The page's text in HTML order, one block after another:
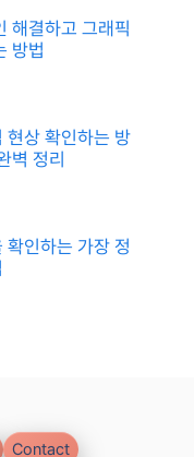
해결하고 그래픽
방법
현상 확인하는 방
벽 정리
확인하는 가장 정
Contact